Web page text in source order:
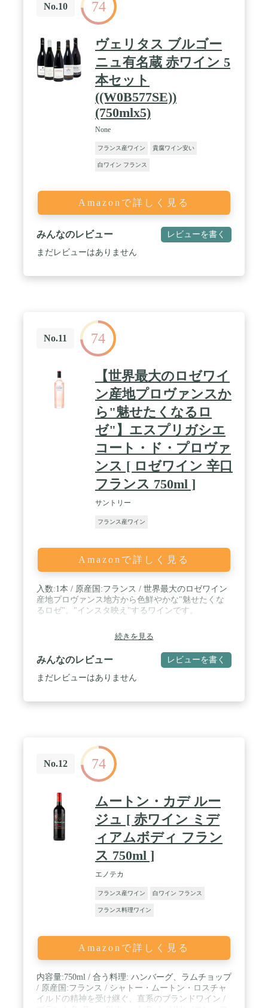
No.10 74
ヴェリタス ブルゴー
ニュ有名蔵 赤ワイン 5
本セット
((W0B577SE))
(750mlx5)
None
フランス産ワイン 貴腐ワイン安い
白ワイン フランス
Amazonで詳しく見る
みんなのレビュー レビューを書く
まだレビューはありません
No.11 74
【世界最大のロゼワイ
ン産地プロヴァンスか
ら"魅せたくなるロ
ゼ"】エスプリガシエ
コート・ド・プロヴァ
ンス [ ロゼワイン 辛口
フランス 750ml ]
サントリー
フランス産ワイン
Amazonで詳しく見る
入数:1本 / 原産国:フランス / 世界最大のロゼワイン
産地プロヴァンス地方から色鮮やかな"魅せたくな
るロゼ"。"インスタ映え"するワインです。
続きを見る
みんなのレビュー レビューを書く
まだレビューはありません
No.12 74
ムートン・カデ ルー
ジュ [ 赤ワイン ミデ
ィアムボディ フラン
ス 750ml ]
エノテカ
フランス産ワイン 白ワイン フランス
フランス料理ワイン
Amazonで詳しく見る
内容量:750ml / 合う料理: ハンバーグ、ラムチョップ
/ 原産国:フランス / シャトー・ムートン・ロスチャ
イルドの精神を受け継ぐ、直系のブランドワイン /